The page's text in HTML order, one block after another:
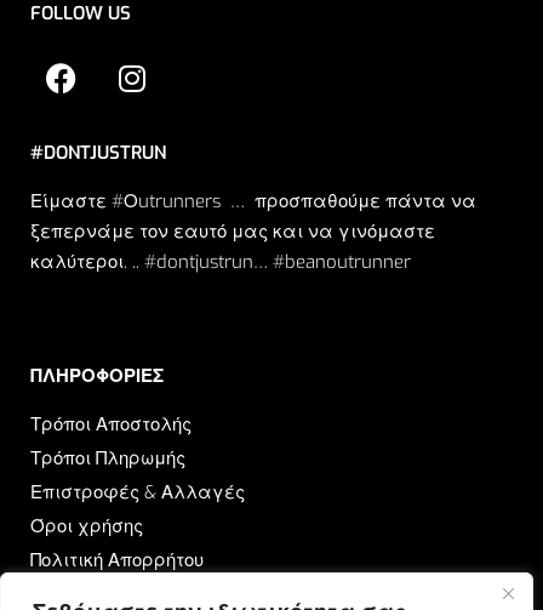
FOLLOW US
#DONTJUSTRUN
Είμαστε #Οutrunners … προσπαθούμε πάντα να
ξεπερνάμε τον εαυτό μας και να γινόμαστε
καλύτεροι. .. #dontjustrun… #beanoutrunner
ΠΛΗΡΟΦΟΡΙΕΣ​
Τρόποι Αποστολής
Τρόποι Πληρωμής
Επιστροφές & Αλλαγές
Όροι χρήσης
Πολιτική Απορρήτου